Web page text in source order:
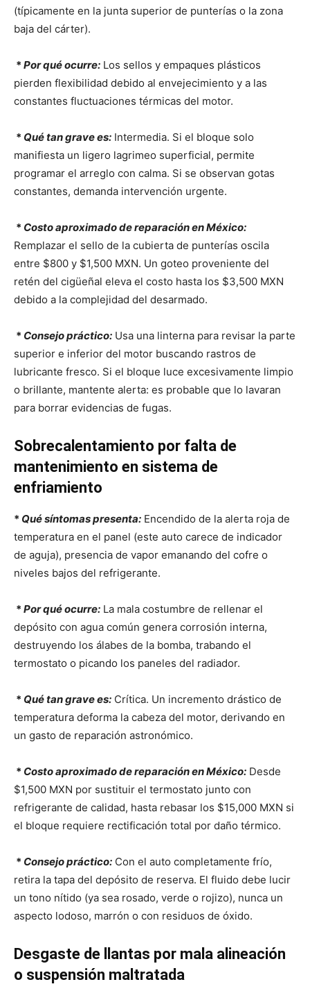
(típicamente en la junta superior de punterías o la zona
baja del cárter).
* Por qué ocurre: Los sellos y empaques plásticos
pierden flexibilidad debido al envejecimiento y a las
constantes fluctuaciones térmicas del motor.
* Qué tan grave es: Intermedia. Si el bloque solo
manifiesta un ligero lagrimeo superficial, permite
programar el arreglo con calma. Si se observan gotas
constantes, demanda intervención urgente.
* Costo aproximado de reparación en México:
Remplazar el sello de la cubierta de punterías oscila
entre $800 y $1,500 MXN. Un goteo proveniente del
retén del cigüeñal eleva el costo hasta los $3,500 MXN
debido a la complejidad del desarmado.
* Consejo práctico: Usa una linterna para revisar la parte
superior e inferior del motor buscando rastros de
lubricante fresco. Si el bloque luce excesivamente limpio
o brillante, mantente alerta: es probable que lo lavaran
para borrar evidencias de fugas.
Sobrecalentamiento por falta de
mantenimiento en sistema de
enfriamiento
* Qué síntomas presenta: Encendido de la alerta roja de
temperatura en el panel (este auto carece de indicador
de aguja), presencia de vapor emanando del cofre o
niveles bajos del refrigerante.
* Por qué ocurre: La mala costumbre de rellenar el
depósito con agua común genera corrosión interna,
destruyendo los álabes de la bomba, trabando el
termostato o picando los paneles del radiador.
* Qué tan grave es: Crítica. Un incremento drástico de
temperatura deforma la cabeza del motor, derivando en
un gasto de reparación astronómico.
* Costo aproximado de reparación en México: Desde
$1,500 MXN por sustituir el termostato junto con
refrigerante de calidad, hasta rebasar los $15,000 MXN si
el bloque requiere rectificación total por daño térmico.
* Consejo práctico: Con el auto completamente frío,
retira la tapa del depósito de reserva. El fluido debe lucir
un tono nítido (ya sea rosado, verde o rojizo), nunca un
aspecto lodoso, marrón o con residuos de óxido.
Desgaste de llantas por mala alineación
o suspensión maltratada